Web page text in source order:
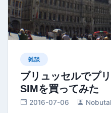
雑談
ブリュッセルでプ
SIMを買ってみた
2016-07-06